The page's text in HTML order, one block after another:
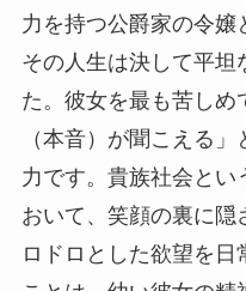
力を持つ公爵家の令嬢
その人生は決して平坦
た。彼女を最も苦しめ
（本音）が聞こえる
力です。貴族社会とい
おいて、笑顔の裏に隠
ロドロとした欲望を